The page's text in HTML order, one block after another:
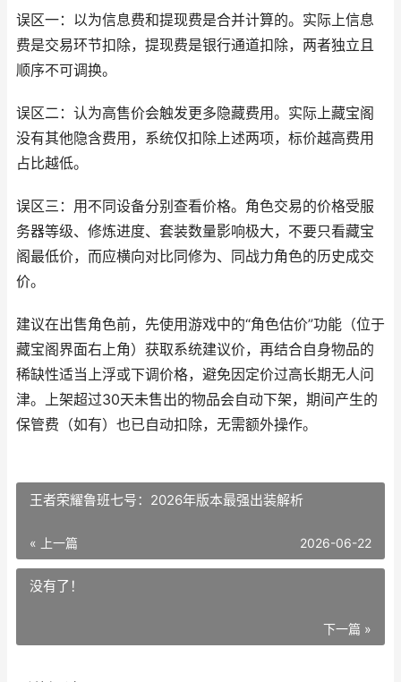
误区一：以为信息费和提现费是合并计算的。实际上信息
费是交易环节扣除，提现费是银行通道扣除，两者独立且
顺序不可调换。
误区二：认为高售价会触发更多隐藏费用。实际上藏宝阁
没有其他隐含费用，系统仅扣除上述两项，标价越高费用
占比越低。
误区三：用不同设备分别查看价格。角色交易的价格受服
务器等级、修炼进度、套装数量影响极大，不要只看藏宝
阁最低价，而应横向对比同修为、同战力角色的历史成交
价。
建议在出售角色前，先使用游戏中的“角色估价”功能（位于
藏宝阁界面右上角）获取系统建议价，再结合自身物品的
稀缺性适当上浮或下调价格，避免因定价过高长期无人问
津。上架超过30天未售出的物品会自动下架，期间产生的
保管费（如有）也已自动扣除，无需额外操作。
王者荣耀鲁班七号：2026年版本最强出装解析
« 上一篇 2026-06-22
没有了！
下一篇 »